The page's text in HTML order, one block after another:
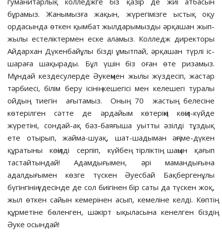
бұрамыз. Жанымызға жақын, жүрегімізге ыстық оқу
ордасында өткен қымбат жылдарымызды әрқашан жып-
жылы естеліктермен еске аламыз. Колледж директоры
Айдархан Дүкенбайұлы бізді ұмытпай, әрқашан түрлі іс-
шараға шақырады. Бұл үшін біз оған өте ризамыз.
Мұндай кездесулерде Әукеңмен жылы жүздесіп, жастар
тәрбиесі, білім беру ісінің кешегісі мен келешегі туралы
ойдың тиегін ағытамыз. Оның 70 жастың белесіне
көтерілген сәтте де әрдайым көтеріңкі көңіл-күйде
жүретіні, сондай-ақ бәз-баяғыша уытты әзілді тұздық
ете отырып, жайма-шуақ, шат-шадыман әңгіме-дүкен
құратыны көңілді серпіп, күйбең тірліктің шаңын қағып
тастайтындай! Адамдығымен, әрі мамандығына
адалдығымен көзге түскен Әуесбай Бақбергенұлы
бүгінгінің үдесінде де сол биігінен бір саты да түскен жоқ,
жыл өткен сайын кемерінен асып, кемеліне келді. Көптің
құрметіне бөленген, шәкірт ықыласына кенелген біздің
Әуке осындай!